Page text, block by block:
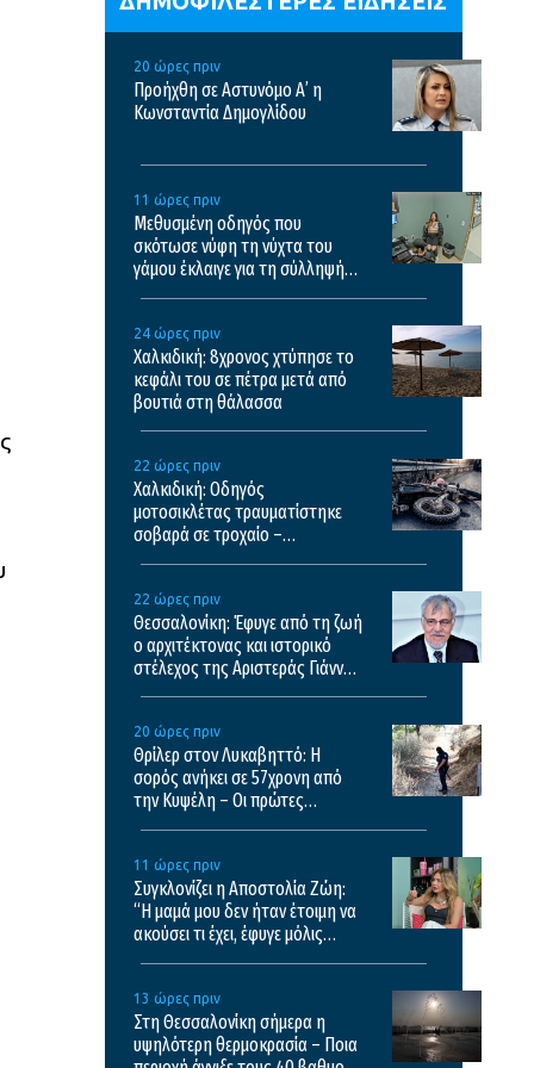
20 ώρες πριν
Προήχθη σε Αστυνόμο Α’ η
Κωνσταντία Δημογλίδου
11 ώρες πριν
Μεθυσμένη οδηγός που
σκότωσε νύφη τη νύχτα του
γάμου έκλαιγε για τη σύλληψή
24 ώρες πριν
Χαλκιδική: 8χρονος χτύπησε το
κεφάλι του σε πέτρα μετά από
βουτιά στη θάλασσα
22 ώρες πριν
Χαλκιδική: Οδηγός
μοτοσικλέτας τραυματίστηκε
σοβαρά σε τροχαίο –
22 ώρες πριν
Θεσσαλονίκη: Έφυγε από τη ζωή
ο αρχιτέκτονας και ιστορικό
στέλεχος της Αριστεράς Γιάννης
20 ώρες πριν
Θρίλερ στον Λυκαβηττό: Η
σορός ανήκει σε 57χρονη από
την Κυψέλη – Οι πρώτες
11 ώρες πριν
Συγκλονίζει η Αποστολία Ζώη:
“Η μαμά μου δεν ήταν έτοιμη να
ακούσει τι έχει, έφυγε μόλις
13 ώρες πριν
Στη Θεσσαλονίκη σήμερα η
υψηλότερη θερμοκρασία – Ποια